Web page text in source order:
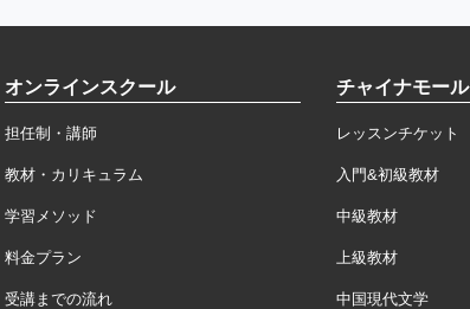
オンラインスクール
担任制・講師
教材・カリキュラム
学習メソッド
料金プラン
受講までの流れ
チャイナモール
レッスンチケット
入門&初級教材
中級教材
上級教材
中国現代文学